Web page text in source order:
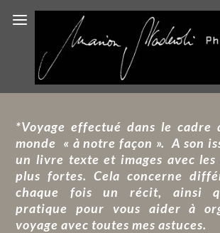
*Voyage effectué dans le
monde « à notre façon ». A son
un livre texte et images avec les
plus fortes. Cela concerne
chaque fois un récit, ainsi
pratique pour vous aider à
voyage avec toutes mes astuces.